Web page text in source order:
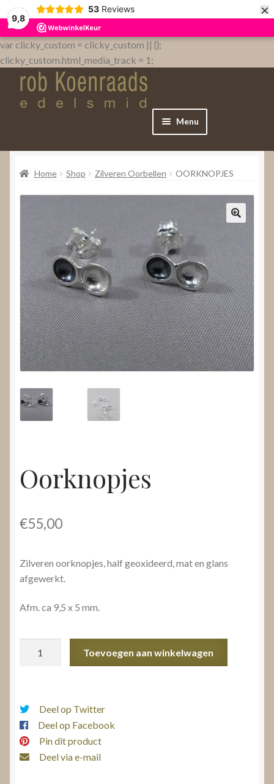
9,8
53 Reviews ×
var clicky_custom = clicky_custom || {};
clicky_custom.html_media_track = 1;
Menu
Home
Contact
Nieuws
Video’s
Submenu
uitvouwen
Home Shop Zilveren Oorbellen OORKNOPJES
Oorknopjes
€55,00
Zilveren oorknopjes, half geoxideerd, mat en glans
afgewerkt.
Afm. ca 9,5 x 5 mm.
Toevoegen aan winkelwagen
Deel op Twitter
Deel op Facebook
Pin dit product
Deel via e-mail